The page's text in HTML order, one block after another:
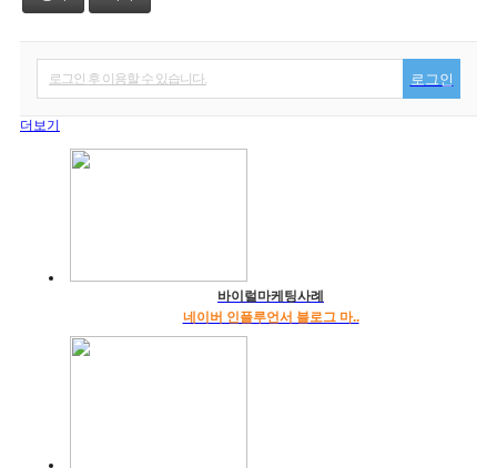
로그인 후 이용할 수 있습니다. 로그인
더보기
바이럴마케팅사례
네이버 인플루언서 블로그 마..